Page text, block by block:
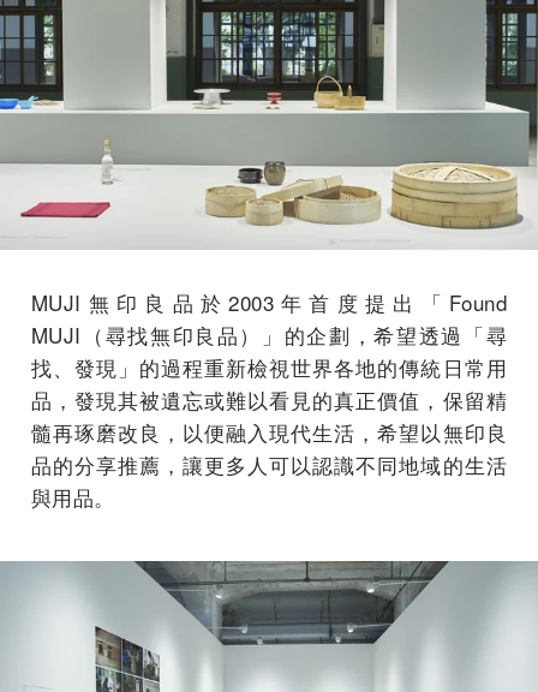
MUJI無印良品於2003年首度提出「Found
MUJI（尋找無印良品）」的企劃，希望透過「尋
找、發現」的過程重新檢視世界各地的傳統日常用
品，發現其被遺忘或難以看見的真正價值，保留精
髓再琢磨改良，以便融入現代生活，希望以無印良
品的分享推薦，讓更多人可以認識不同地域的生活
與用品。